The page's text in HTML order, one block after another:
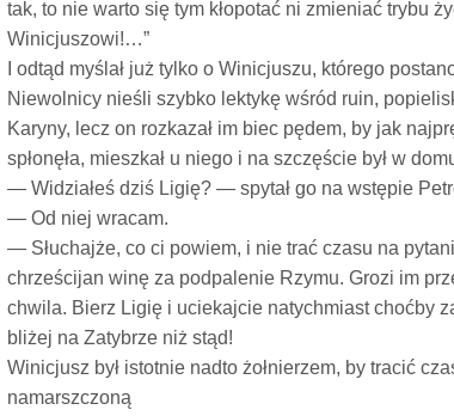
tak, to nie warto się tym kłopotać ni zmieniać trybu
Winicjuszowi!…”
I odtąd myślał już tylko o Winicjuszu, którego
Niewolnicy nieśli szybko lektykę wśród ruin,
Karyny, lecz on rozkazał im biec pędem, by jak
spłonęła, mieszkał u niego i na szczęście był w
— Widziałeś dziś Ligię? — spytał go na wstępie
— Od niej wracam.
— Słuchajże, co ci powiem, i nie trać czasu na
chrześcijan winę za podpalenie Rzymu. Grozi im
chwila. Bierz Ligię i uciekajcie natychmiast choćby
bliżej na Zatybrze niż stąd!
Winicjusz był istotnie nadto żołnierzem, by tracić
namarszczoną